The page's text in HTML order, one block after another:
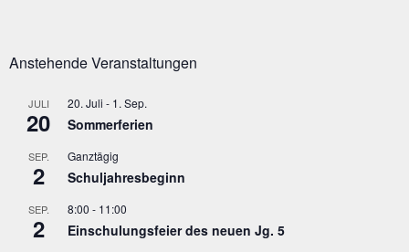
Anstehende Veranstaltungen
JULI
20
20. Juli - 1. Sep.
Sommerferien
SEP.
2
Ganztägig
Schuljahresbeginn
SEP.
2
8:00 - 11:00
Einschulungsfeier des neuen Jg. 5